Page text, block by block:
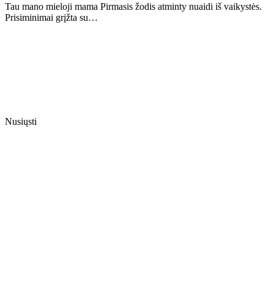
Tau mano mieloji mama Pirmasis žodis atminty nuaidi iš vaikystės.
Prisiminimai grįžta su…
Nusiųsti